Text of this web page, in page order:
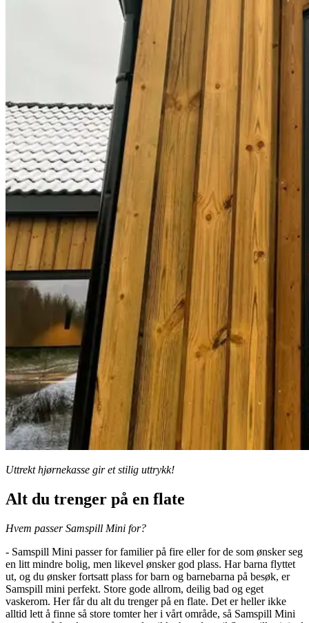
Uttrekt hjørnekasse gir et stilig uttrykk!
Alt du trenger på en flate
Hvem passer Samspill Mini for?
- Samspill Mini passer for familier på fire eller for de som ønsker seg
en litt mindre bolig, men likevel ønsker god plass. Har barna flyttet
ut, og du ønsker fortsatt plass for barn og barnebarna på besøk, er
Samspill mini perfekt. Store gode allrom, deilig bad og eget
vaskerom. Her får du alt du trenger på en flate. Det er heller ikke
alltid lett å finne så store tomter her i vårt område, så Samspill Mini